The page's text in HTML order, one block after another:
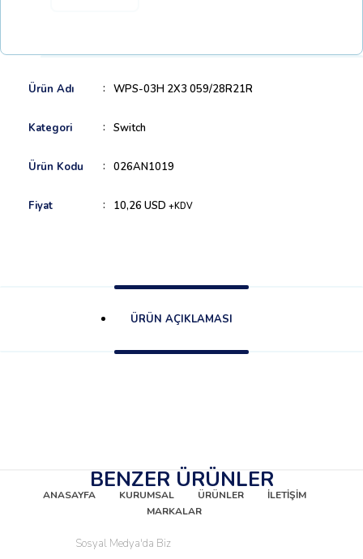
Ürün Adı WPS-03H 2X3 059/28R21R
Kategori Switch
Ürün Kodu 026AN1019
Fiyat 10,26 USD +KDV
ÜRÜN AÇIKLAMASI
BENZER ÜRÜNLER
ANASAYFA KURUMSAL ÜRÜNLER
İLETİŞİM
MARKALAR
Sosyal Medya'da Biz